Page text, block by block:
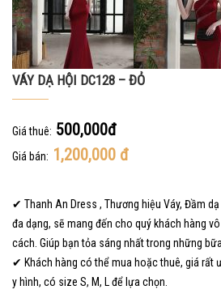
VÁY DẠ HỘI DC128 – ĐỎ
Giá thuê: 500,000đ
Giá bán: 1,200,000 đ
✔ Thanh An Dress , Thương hiệu Váy, Đầm
đa dạng, sẽ mang đến cho quý khách hàng
cách. Giúp bạn tỏa sáng nhất trong những
✔ Khách hàng có thể mua hoặc thuê, giá rất
y hình, có size S, M, L để lựa chọn.